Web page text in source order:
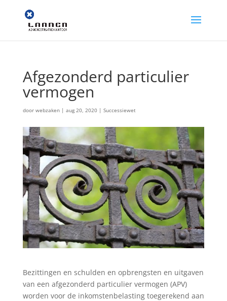
Afgezonderd particulier
vermogen
door webzaken| aug 20, 2020| Successiewet
Bezittingen en schulden en opbrengsten en uitgaven
van een afgezonderd particulier vermogen (APV)
worden voor de inkomstenbelasting toegerekend aan